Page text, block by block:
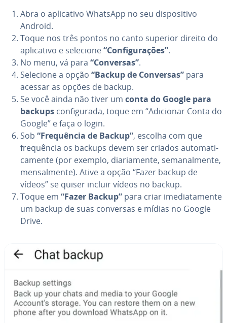
Abra o apli­ca­tivo WhatsApp no seu dis­po­si­tivo
Android.
Toque nos três pontos no canto superior direito do
apli­ca­tivo e selecione“Con­fi­gu­ra­ções”.
No menu, vá para “Conversas”.
Selecione a opção “Backup de Conversas” para
acessar as opções de backup.
Se você ainda não tiver um conta do Google para
backups con­fi­gu­rada, toque em “Adicionar Conta do
Google” e faça o login.
Sob “Frequên­cia de Backup”, escolha com que
frequên­cia os backups devem ser criados au­to­ma­ti­
ca­mente (por exemplo, di­a­ri­a­mente, se­ma­nal­mente,
men­sal­mente). Ative a opção “Fazer backup de
vídeos” se quiser incluir vídeos no backup.
Toque em “Fazer Backup” para criar ime­di­a­ta­mente
um backup de suas conversas e mídias no Google
Drive.